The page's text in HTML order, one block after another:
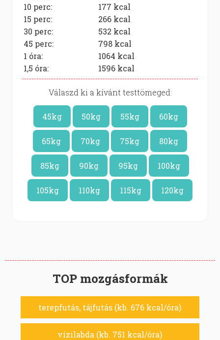
10 perc:
177 kcal
15 perc:
266 kcal
30 perc:
532 kcal
45 perc:
798 kcal
1 óra:
1064 kcal
1,5 óra:
1596 kcal
Válaszd ki a kívánt testtömeged:
45kg 50kg 55kg 60kg
65kg 70kg 75kg 80kg
85kg 90kg 95kg 100kg
105kg 110kg 115kg 120kg
TOP mozgásformák
terepfutás, tájfutás (kb. 676 kcal/óra)
vízilabda (kb. 751 kcal/óra)